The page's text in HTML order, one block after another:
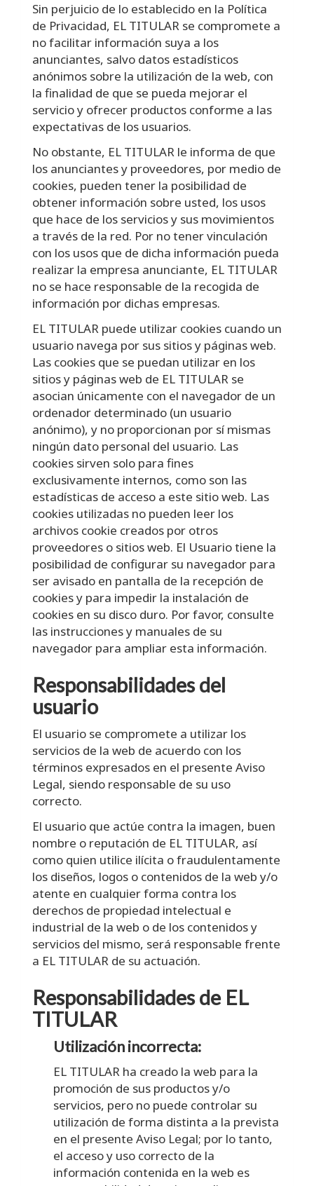
Sin perjuicio de lo establecido en la Política
de Privacidad, EL TITULAR se compromete a
no facilitar información suya a los
anunciantes, salvo datos estadísticos
anónimos sobre la utilización de la web, con
la finalidad de que se pueda mejorar el
servicio y ofrecer productos conforme a las
expectativas de los usuarios.
No obstante, EL TITULAR le informa de que
los anunciantes y proveedores, por medio de
cookies, pueden tener la posibilidad de
obtener información sobre usted, los usos
que hace de los servicios y sus movimientos
a través de la red. Por no tener vinculación
con los usos que de dicha información pueda
realizar la empresa anunciante, EL TITULAR
no se hace responsable de la recogida de
información por dichas empresas.
EL TITULAR puede utilizar cookies cuando un
usuario navega por sus sitios y páginas web.
Las cookies que se puedan utilizar en los
sitios y páginas web de EL TITULAR se
asocian únicamente con el navegador de un
ordenador determinado (un usuario
anónimo), y no proporcionan por sí mismas
ningún dato personal del usuario. Las
cookies sirven solo para fines
exclusivamente internos, como son las
estadísticas de acceso a este sitio web. Las
cookies utilizadas no pueden leer los
archivos cookie creados por otros
proveedores o sitios web. El Usuario tiene la
posibilidad de configurar su navegador para
ser avisado en pantalla de la recepción de
cookies y para impedir la instalación de
cookies en su disco duro. Por favor, consulte
las instrucciones y manuales de su
navegador para ampliar esta información.
Responsabilidades del
usuario
El usuario se compromete a utilizar los
servicios de la web de acuerdo con los
términos expresados en el presente Aviso
Legal, siendo responsable de su uso
correcto.
El usuario que actúe contra la imagen, buen
nombre o reputación de EL TITULAR, así
como quien utilice ilícita o fraudulentamente
los diseños, logos o contenidos de la web y/o
atente en cualquier forma contra los
derechos de propiedad intelectual e
industrial de la web o de los contenidos y
servicios del mismo, será responsable frente
a EL TITULAR de su actuación.
Responsabilidades de EL
TITULAR
Utilización incorrecta:
EL TITULAR ha creado la web para la
promoción de sus productos y/o
servicios, pero no puede controlar su
utilización de forma distinta a la prevista
en el presente Aviso Legal; por lo tanto,
el acceso y uso correcto de la
información contenida en la web es